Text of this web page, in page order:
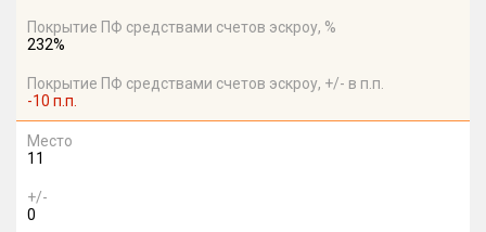
Покрытие ПФ средствами счетов эскроу, %
232%
Покрытие ПФ средствами счетов эскроу, +/- в п.п.
-10 п.п.
Место
11
+/-
0